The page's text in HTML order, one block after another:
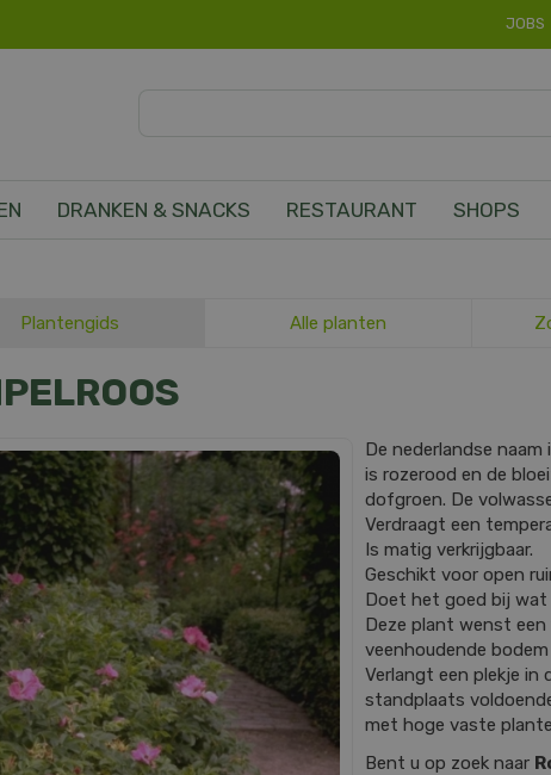
JOBS
DRANKEN & SNACKS RESTAURANT SHOPS
Plantengids Alle planten
De nederlandse naam
is rozerood en de
dofgroen. De
Verdraagt een
Is matig verkrijgbaar.
Geschikt voor open
Doet het goed bij
Deze plant wenst
veenhoudende
Verlangt een plekje in
standplaats
met hoge vaste
Bent u op zoek naar